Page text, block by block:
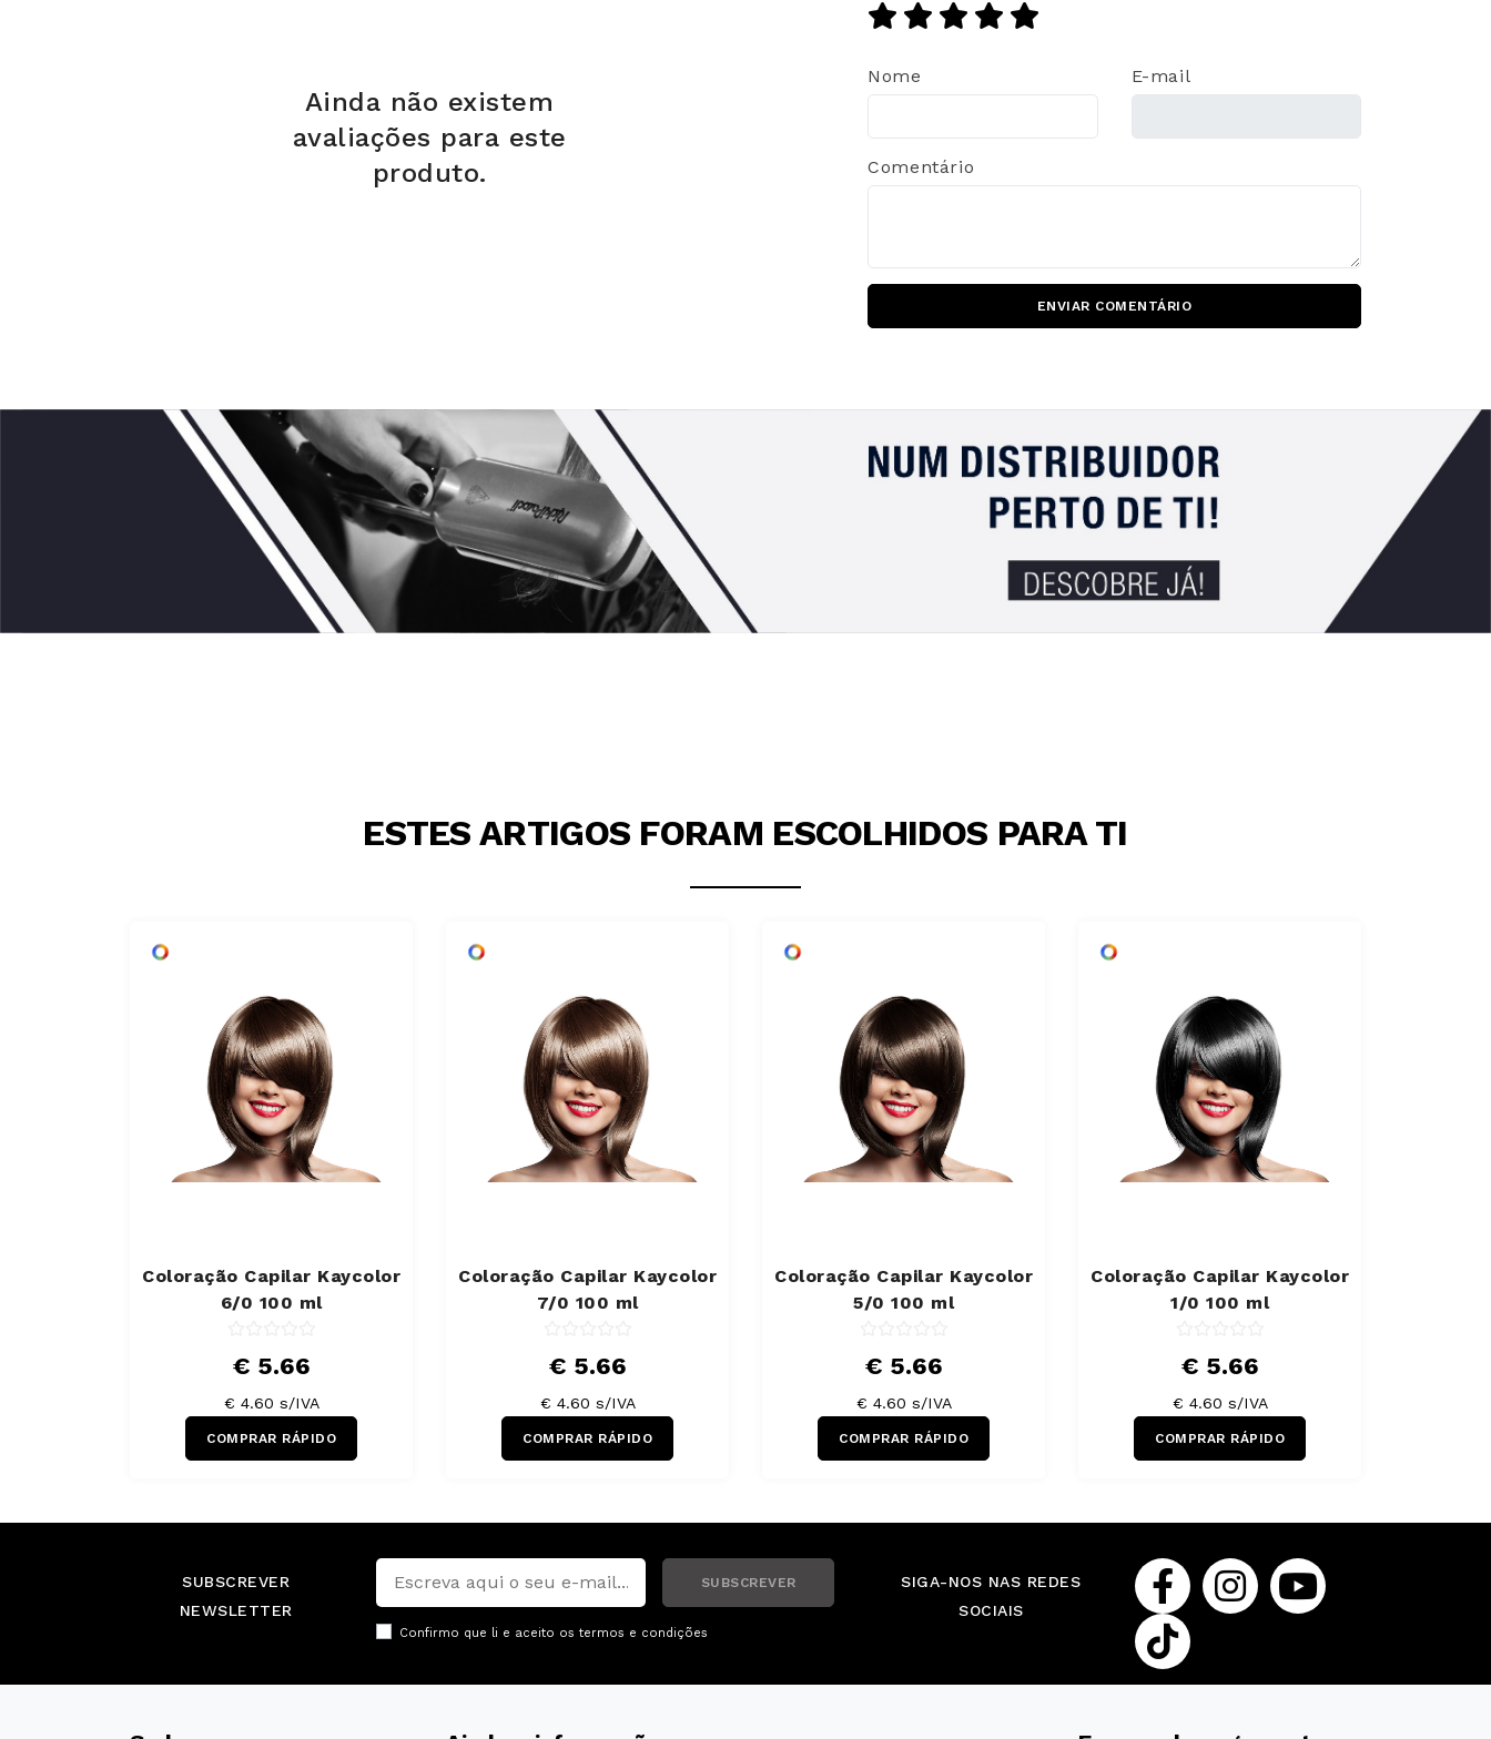
Ainda não existem
avaliações para este
produto.
Nome E-mail
Comentário
ENVIAR COMENTÁRIO
ESTES ARTIGOS FORAM ESCOLHIDOS PARA TI
Coloração Capilar Kaycolor
6/0 100 ml
€ 5.66
€ 4.60 s/IVA
COMPRAR RÁPIDO
Coloração Capilar Kaycolor
7/0 100 ml
€ 5.66
€ 4.60 s/IVA
COMPRAR RÁPIDO
Coloração Capilar Kaycolor
5/0 100 ml
€ 5.66
€ 4.60 s/IVA
COMPRAR RÁPIDO
Coloração Capilar Kaycolor
1/0 100 ml
€ 5.66
€ 4.60 s/IVA
COMPRAR RÁPIDO
SUBSCREVER
NEWSLETTER
SUBSCREVER
Confirmo que li e aceito os termos e condições
SIGA-NOS NAS REDES
SOCIAIS